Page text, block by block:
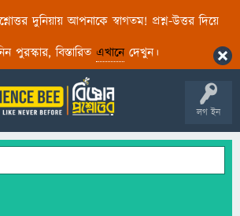
দুনিয়ায় আপনাকে স্বাগতম! প্রশ্ন-উত্তর দিয়ে
পুরস্কার, বিস্তারিত এখানেদেখুন।
লগ ইন